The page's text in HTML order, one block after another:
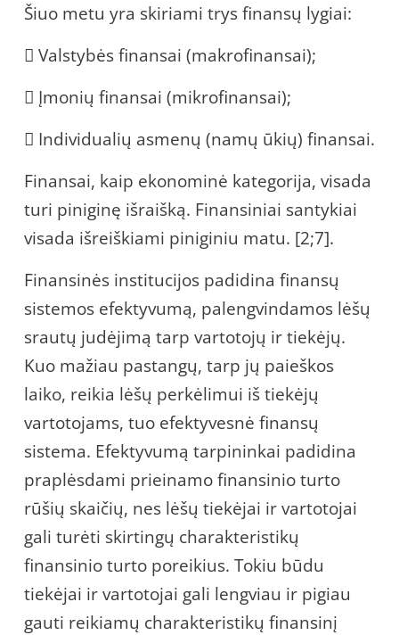
Šiuo metu yra skiriami trys finansų lygiai:
 Valstybės finansai (makrofinansai);
 Įmonių finansai (mikrofinansai);
 Individualių asmenų (namų ūkių) finansai.
Finansai, kaip ekonominė kategorija, visada
turi piniginę išraišką. Finansiniai santykiai
visada išreiškiami piniginiu matu. [2;7].
Finansinės institucijos padidina finansų
sistemos efektyvumą, palengvindamos lėšų
srautų judėjimą tarp vartotojų ir tiekėjų.
Kuo mažiau pastangų, tarp jų paieškos
laiko, reikia lėšų perkėlimui iš tiekėjų
vartotojams, tuo efektyvesnė finansų
sistema. Efektyvumą tarpininkai padidina
praplėsdami prieinamo finansinio turto
rūšių skaičių, nes lėšų tiekėjai ir vartotojai
gali turėti skirtingų charakteristikų
finansinio turto poreikius. Tokiu būdu
tiekėjai ir vartotojai gali lengviau ir pigiau
gauti reikiamų charakteristikų finansinį